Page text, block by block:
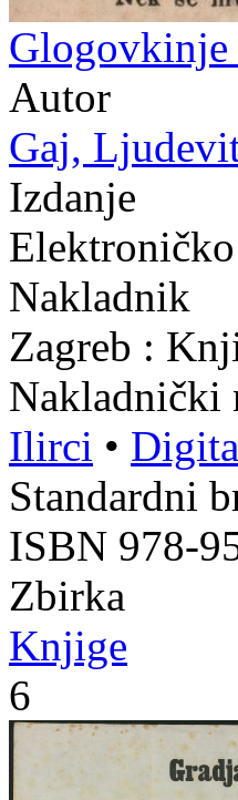
Glogovkinje
Autor
Gaj,
Izdanje
Nakladnik
Zagreb :
Nakladnički
Ilirci •
Standardni
ISBN 978-
Zbirka
Knjige
6